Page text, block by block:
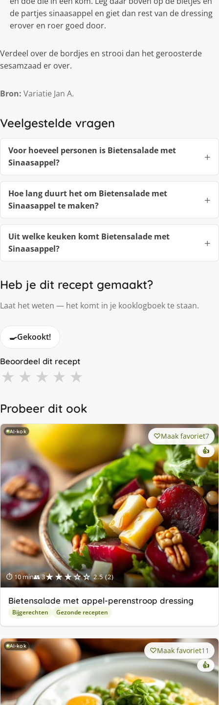
de partjes sinaasappel en giet dan rest van de dressing
erover en roer goed door.
Verdeel over de bordjes en strooi dan het geroosterde
sesamzaad er over.
Bron: Variatie Jan A.
Veelgestelde vragen
Voor hoeveel personen is Bietensalade met
Sinaasappel?
Hoe lang duurt het om Bietensalade met
Sinaasappel te maken?
Uit welke keuken komt Bietensalade met
Sinaasappel?
Heb je dit recept gemaakt?
Laat het weten — het komt in je kooklogboek te staan.
🍳Gekookt!
Beoordeel dit recept
★ ★ ★ ★ ★
Probeer dit ook
AI-kok
⏱ 10 min👥 3★★★☆☆ 2.5 (2)
Maak favoriet7
👍
Bietensalade met appel-perenstroop dressing
Bijgerechten Gezonde recepten
AI-kok Maak favoriet11
👍